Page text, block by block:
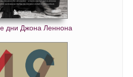
дни Джона Леннона